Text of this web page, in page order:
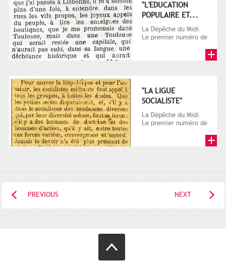
"L'EDUCATION
POPULAIRE ET...
La Dépêche du Midi.
Le premier numéro de
"LA LIGUE
SOCIALISTE"
La Dépêche du Midi.
Le premier numéro de
PREVIOUS NEXT